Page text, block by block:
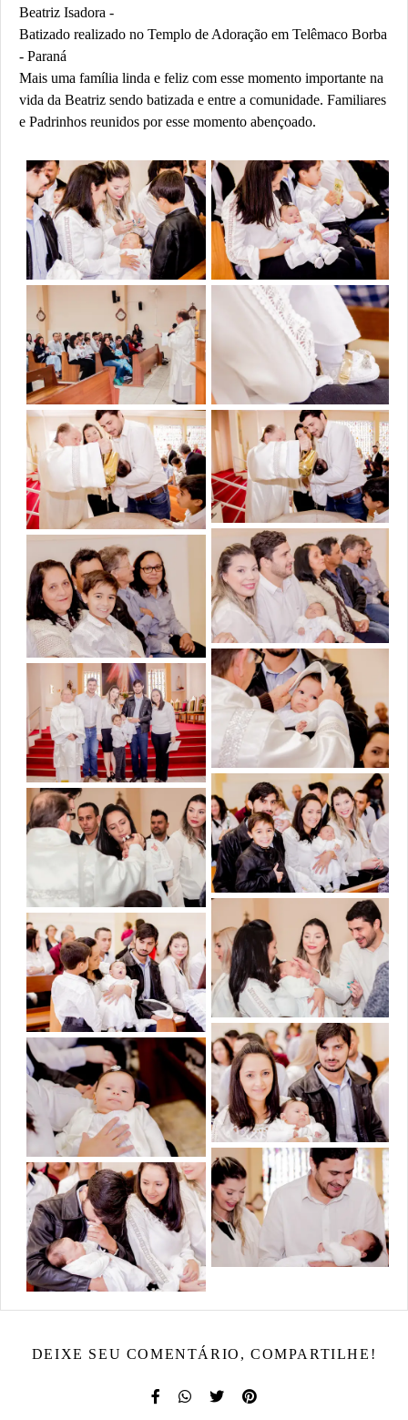
Beatriz Isadora -
Batizado realizado no Templo de Adoração em Telêmaco Borba
- Paraná
Mais uma família linda e feliz com esse momento importante na
vida da Beatriz sendo batizada e entre a comunidade. Familiares
e Padrinhos reunidos por esse momento abençoado.
DEIXE SEU COMENTÁRIO, COMPARTILHE!